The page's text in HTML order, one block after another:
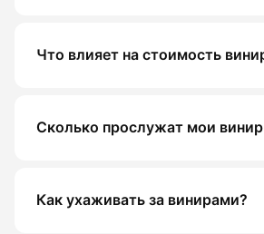
Что влияет на стоимость
Сколько прослужат мои
Как ухаживать за винирами?